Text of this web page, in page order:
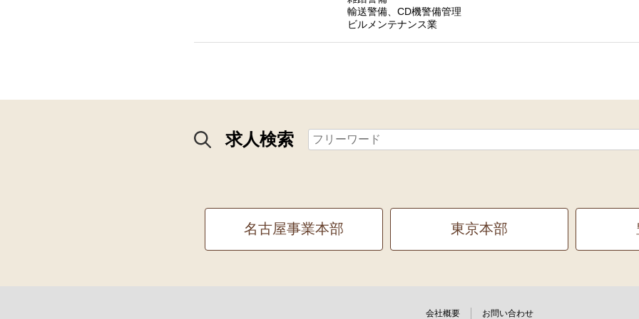
輸送警備、CD機警備管理
ビルメンテナンス業
求人検索
名古屋事業本部 東京本部
会社概要 お問い合わせ